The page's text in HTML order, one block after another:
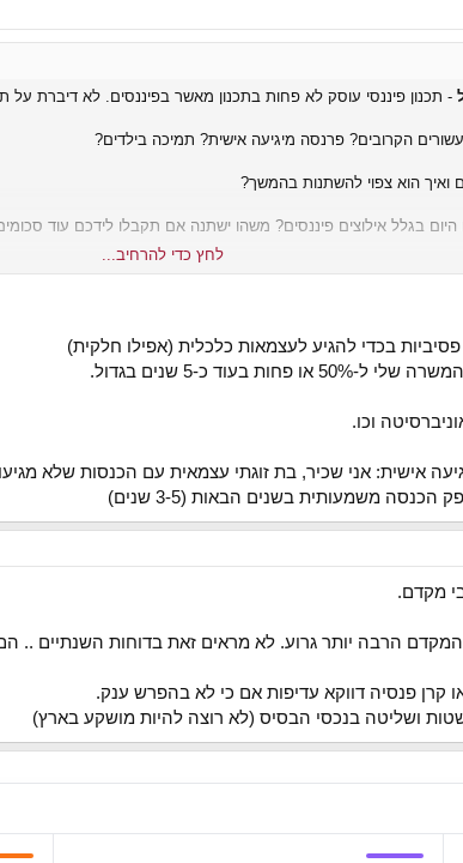
- תכנון פיננסי עוסק לא פחות בתכנון מאשר בפיננסים. לא דיברת על
הקרובים? פרנסה מיגיעה אישית? תמיכה בילדים?
ואיך הוא צפוי להשתנות בהמשך?
בגלל אילוצים פיננסים? משהו ישתנה אם תקבלו לידכם עוד
פיננסית (עם השקעות בשוק ההון, נדלן בפורטוגל, פליפים וכו'),
לחץ כדי להרחיב...
בכדי להגיע לעצמאות כלכלית (אפילו חלקית)
בעוד כ-5 שנים בגדול.
וכו.
אישית: אני שכיר, בת זוגתי עצמאית עם הכנסות שלא
משמעותית בשנים הבאות (3-5 שנים)